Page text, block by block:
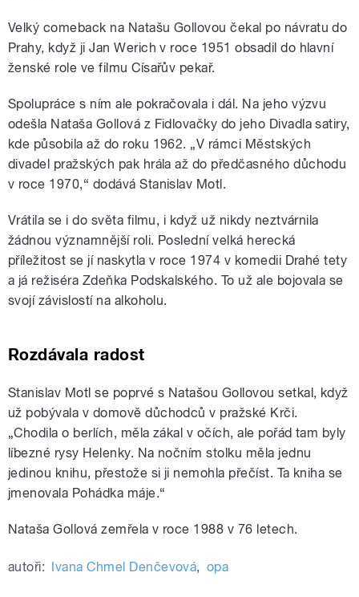
Velký comeback na Natašu Gollovou čekal po návratu do
Prahy, když ji Jan Werich v roce 1951 obsadil do hlavní
ženské role ve filmu Císařův pekař.
Spolupráce s ním ale pokračovala i dál. Na jeho výzvu
odešla Nataša Gollová z Fidlovačky do jeho Divadla satiry,
kde působila až do roku 1962. „V rámci Městských
divadel pražských pak hrála až do předčasného důchodu
v roce 1970,“ dodává Stanislav Motl.
Vrátila se i do světa filmu, i když už nikdy neztvárnila
žádnou významnější roli. Poslední velká herecká
příležitost se jí naskytla v roce 1974 v komedii Drahé tety
a já režiséra Zdeňka Podskalského. To už ale bojovala se
svojí závislostí na alkoholu.
Rozdávala radost
Stanislav Motl se poprvé s Natašou Gollovou setkal, když
už pobývala v domově důchodců v pražské Krči.
„Chodila o berlích, měla zákal v očích, ale pořád tam byly
líbezné rysy Helenky. Na nočním stolku měla jednu
jedinou knihu, přestože si ji nemohla přečíst. Ta kniha se
jmenovala Pohádka máje.“
Nataša Gollová zemřela v roce 1988 v 76 letech.
autoři: Ivana Chmel Denčevová, opa